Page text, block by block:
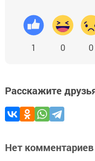
1 0 0
Расскажите
Нет комментариев